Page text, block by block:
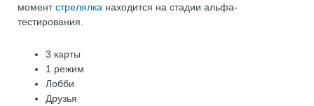
моментстрелялка находится на стадии альфа-
тестирования.
3 карты
1 режим
Лобби
Друзья